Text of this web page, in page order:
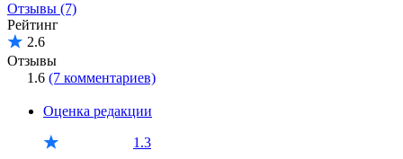
Отзывы (7)
Рейтинг
2.6
Отзывы
1.6 (7 комментариев)
Оценка редакции
1.3